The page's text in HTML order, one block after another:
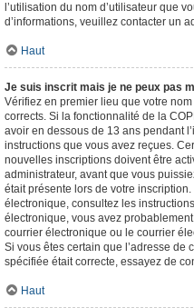
l’utilisation du nom d’utilisateur que
d’informations, veuillez contacter un
Haut
Je suis inscrit mais je ne peux pas
Vérifiez en premier lieu que votre
corrects. Si la fonctionnalité de la
avoir en dessous de 13 ans pendant
instructions que vous avez reçues.
nouvelles inscriptions doivent être
administrateur, avant que vous
était présente lors de votre
électronique, consultez les
électronique, vous avez
courrier électronique ou le courrier
Si vous êtes certain que l’adresse
spécifiée était correcte, essayez de
Haut